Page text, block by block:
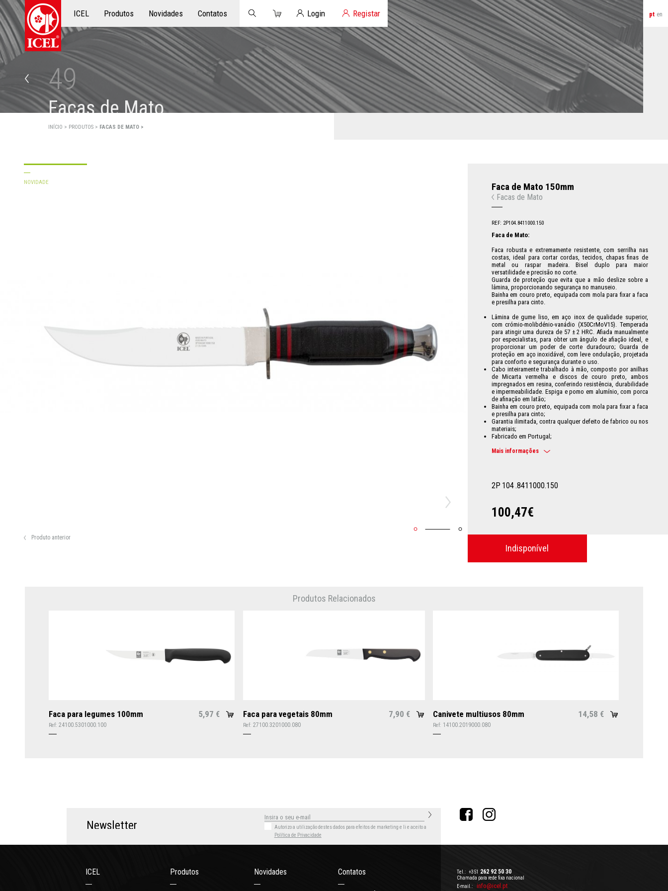
pt en
Produtos
ICEL Produtos Novidades Contatos CarrinhoLogin Login de Clientes
Registar
49
FacasdeMato
INÍCIO > PRODUTOS > FACAS DE MATO >
NOVIDADE
Produto anterior
Faca de Mato 150mm
Facas de Mato
REF: 2P104.8411000.150
Faca de Mato:
Faca robusta e extremamente resistente, com serrilha nas
costas, ideal para cortar cordas, tecidos, chapas finas de
metal ou raspar madeira. Bisel duplo para maior
versatilidade e precisão no corte.
Guarda de proteção que evita que a mão deslize sobre a
lâmina, proporcionando segurança no manuseio.
Bainha em couro preto, equipada com mola para fixar a faca
e presilha para cinto.
Lâmina de gume liso, em aço inox de qualidade superior,
com crómio-molibdénio-vanádio (X50CrMoV15). Temperada
para atingir uma dureza de 57 ± 2 HRC. Afiada manualmente
por especialistas, para obter um ângulo de afiação ideal, e
proporcionar um poder de corte duradouro; Guarda de
proteção em aço inoxidável, com leve ondulação, projetada
para conforto e segurança durante o uso.
Cabo inteiramente trabalhado à mão, composto por anilhas
de Micarta vermelha e discos de couro preto, ambos
impregnados em resina, conferindo resistência, durabilidade
e impermeabilidade. Espiga e pomo em alumínio, com porca
de afinação em latão;
Bainha em couro preto, equipada com mola para fixar a faca
e presilha para cinto;
Garantia ilimitada, contra qualquer defeito de fabrico ou nos
materiais;
Fabricado em Portugal;
Mais informações
2P 104.8411000.150
100,47€
Indisponível
Produtos Relacionados
Faca para legumes 100mm 5,97 €
Ref: 24100.5301000.100
Faca para vegetais 80mm 7,90 €
Ref: 27100.3201000.080
Canivete multiusos 80mm 14,58 €
Ref: 14100.2019000.080
Newsletter Autorizo a utilização destes dados para efeitos de marketing e li e aceito a
Política de Privacidade
ICEL Produtos Novidades Contatos Tel.: +351 262 92 50 30
Chamada para rede fixa nacional
E-mail.:
info@icel.pt